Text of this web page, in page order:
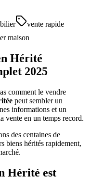
vente rapide
maison
Hérité
2025
comment le vendre
peut sembler un
informations et un
vente en un temps record.
des centaines de
biens hérités rapidement,
Hérité est